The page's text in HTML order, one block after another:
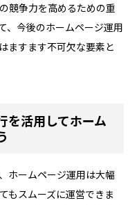
競争力を高めるための重
、今後のホームページ運用
ますます不可欠な要素と
を活用してホーム
ホームページ運用は大幅
もスムーズに運営できま